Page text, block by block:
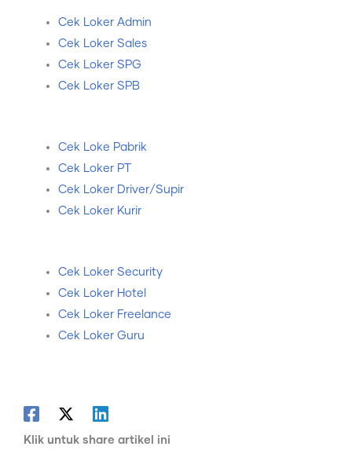
Cek Loker Admin
Cek Loker Sales
Cek Loker SPG
Cek Loker SPB
Cek Loke Pabrik
Cek Loker PT
Cek Loker Driver/Supir
Cek Loker Kurir
Cek Loker Security
Cek Loker Hotel
Cek Loker Freelance
Cek Loker Guru
Klik untuk share artikel ini